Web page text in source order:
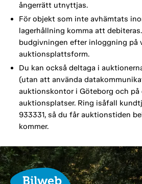
ångerrätt utnyttjas.
För objekt som inte avhämtats
lagerhållning komma att
budgivningen efter inloggning på
auktionsplattsform.
Du kan också deltaga i
(utan att använda
auktionskontor i Göteborg och på
auktionsplatser. Ring isåfall
933331, så du får auktionstiden
kommer.